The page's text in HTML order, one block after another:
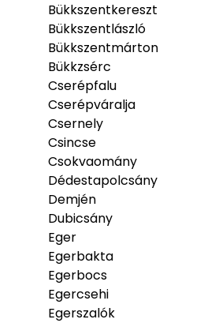
Bükkszentkereszt
Bükkszentlászló
Bükkszentmárton
Bükkzsérc
Cserépfalu
Cserépváralja
Csernely
Csincse
Csokvaomány
Dédestapolcsány
Demjén
Dubicsány
Eger
Egerbakta
Egerbocs
Egercsehi
Egerszalók